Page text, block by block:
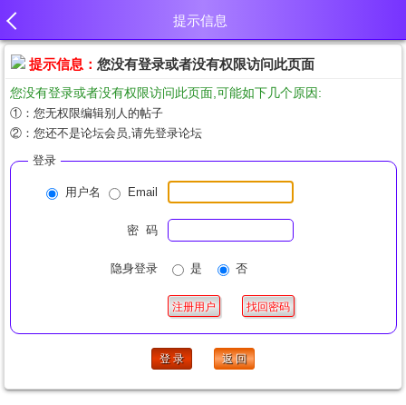
提示信息
提示信息： 您没有登录或者没有权限访问此页面
您没有登录或者没有权限访问此页面,可能如下几个原因:
①：您无权限编辑别人的帖子
②：您还不是论坛会员,请先登录论坛
登录
用户名 Email
密 码
隐身登录 是 否